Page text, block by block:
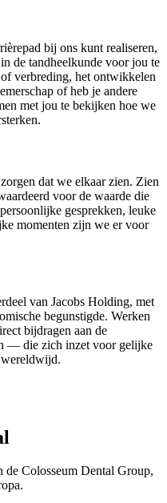
bij ons kunt realiseren,
de tandheelkunde voor jou te
verbreding, het ontwikkelen
of heb je andere
met jou te bekijken hoe we
dat we elkaar zien. Zien
voor de waarde die
gesprekken, leuke
momenten zijn we er voor
van Jacobs Holding, met
begunstigde. Werken
bijdragen aan de
— die zich inzet voor gelijke
de Colosseum Dental Group,